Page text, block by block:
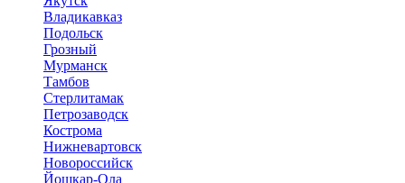
Владикавказ
Подольск
Грозный
Мурманск
Тамбов
Стерлитамак
Петрозаводск
Кострома
Нижневартовск
Новороссийск
Йошкар-Ола